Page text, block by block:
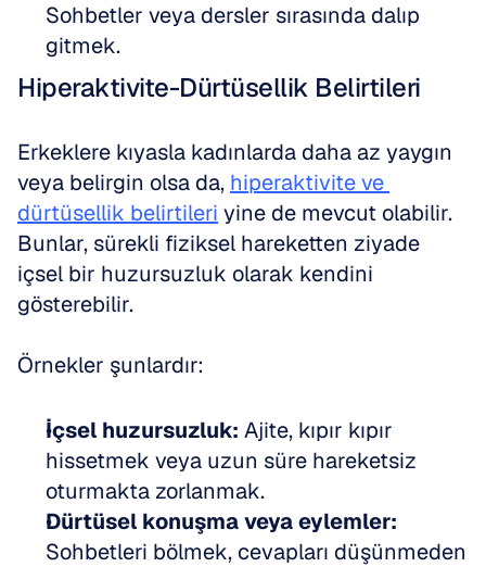
Sohbetler veya dersler sırasında dalıp
gitmek.
Hiperaktivite-Dürtüsellik Belirtileri
Erkeklere kıyasla kadınlarda daha az yaygın
veya belirgin olsa da, hiperaktivite ve
dürtüsellik belirtileri yine de mevcut olabilir.
Bunlar, sürekli fiziksel hareketten ziyade
içsel bir huzursuzluk olarak kendini
gösterebilir.
Örnekler şunlardır:
İçsel huzursuzluk: Ajite, kıpır kıpır
hissetmek veya uzun süre hareketsiz
oturmakta zorlanmak.
Dürtüsel konuşma veya eylemler:
Sohbetleri bölmek, cevapları düşünmeden